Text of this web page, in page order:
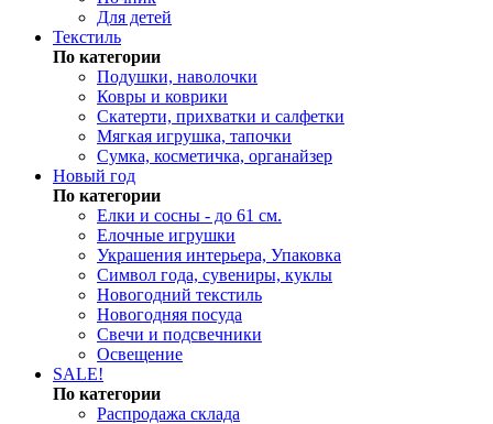
Для детей
Текстиль
По категории
Подушки, наволочки
Ковры и коврики
Скатерти, прихватки и салфетки
Мягкая игрушка, тапочки
Сумка, косметичка, органайзер
Новый год
По категории
Елки и сосны - до 61 см.
Елочные игрушки
Украшения интерьера, Упаковка
Символ года, сувениры, куклы
Новогодний текстиль
Новогодняя посуда
Свечи и подсвечники
Освещение
SALE!
По категории
Распродажа склада